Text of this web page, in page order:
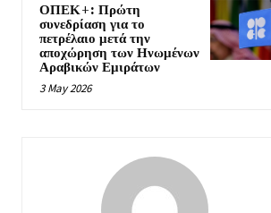
ΟΠΕΚ+: Πρώτη
συνεδρίαση για το
πετρέλαιο μετά την
αποχώρηση των Ηνωμένων
Αραβικών Εμιράτων
3 May 2026